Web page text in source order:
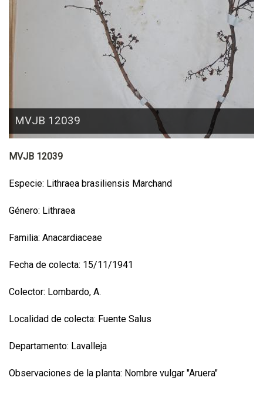
MVJB 12039
MVJB 12039
Especie: Lithraea brasiliensis Marchand
Género: Lithraea
Familia: Anacardiaceae
Fecha de colecta: 15/11/1941
Colector: Lombardo, A.
Localidad de colecta: Fuente Salus
Departamento: Lavalleja
Observaciones de la planta: Nombre vulgar "Aruera"